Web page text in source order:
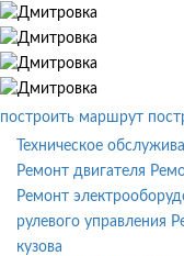
построить маршрут
Техническое
Ремонт двигателя
Ремонт
рулевого управления
кузова